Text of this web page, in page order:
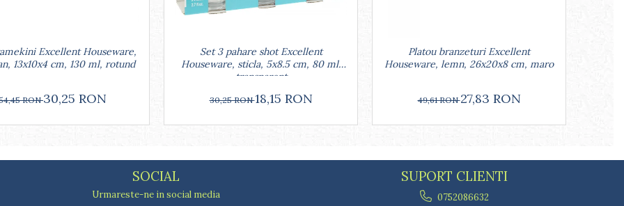
Excellent Houseware,
13x10x4 cm, 130 ml, rotund
RON30,25 RON
Set 3 pahare shot Excellent
Houseware, sticla, 5x8.5 cm, 80 ml,
transparent
30,25 RON18,15 RON
Platou branzeturi Excellent
Houseware, lemn, 26x20x8 cm, maro
49,61 RON27,83 RON
SOCIAL
Urmareste-ne in social media
SUPORT CLIENTI
0752086632